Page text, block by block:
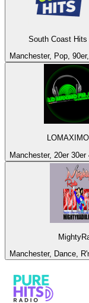
South Coast Hits
Manchester, Pop,
Manchester, 20er 30er
Manchester, Dance,